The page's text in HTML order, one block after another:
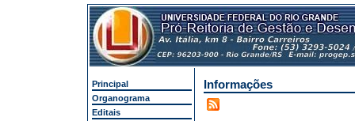
Principal
Organograma
Editais
Informações